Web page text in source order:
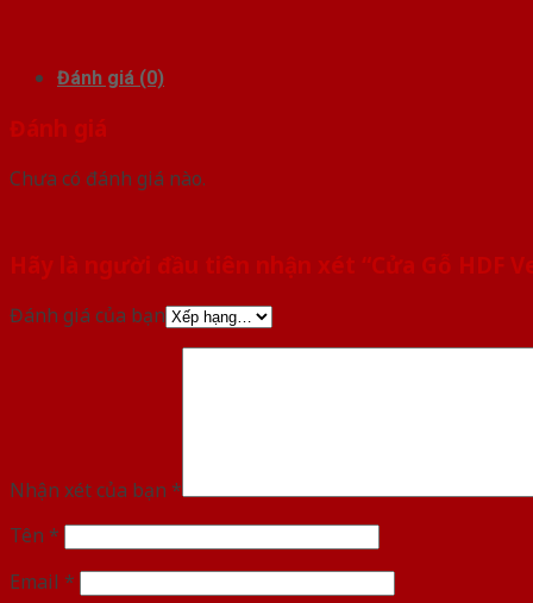
Đánh giá (0)
Đánh giá
Chưa có đánh giá nào.
Hãy là người đầu tiên nhận xét “Cửa Gỗ HDF
Đánh giá của bạn
Nhận xét của bạn *
Tên *
Email *